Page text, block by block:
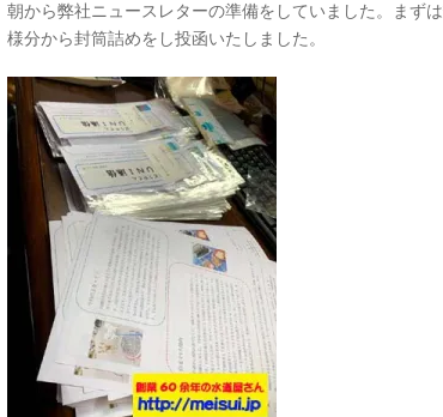
朝から弊社ニュースレターの準備をしていました。まず
様分から封筒詰めをし投函いたしました。